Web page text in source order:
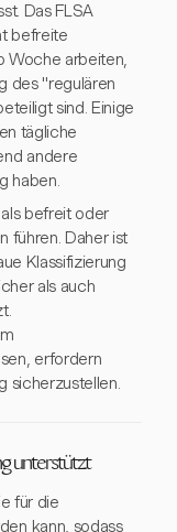
Das FLSA
befreite
Woche arbeiten,
des "regulären
sind. Einige
tägliche
andere
haben.
befreit oder
führen. Daher ist
Klassifizierung
als auch
erfordern
sicherzustellen.
unterstützt
für die
kann, sodass